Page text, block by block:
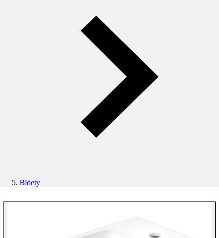
Bidety